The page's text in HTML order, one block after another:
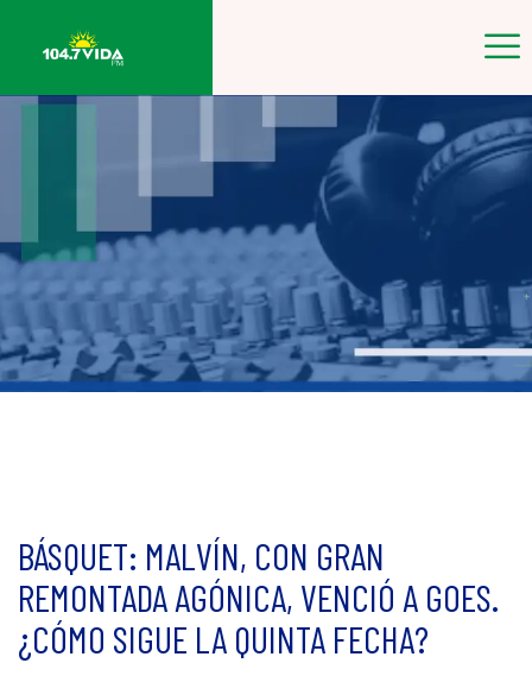
BÁSQUET: MALVÍN, CON GRAN
REMONTADA AGÓNICA, VENCIÓ A GOES.
¿CÓMO SIGUE LA QUINTA FECHA?